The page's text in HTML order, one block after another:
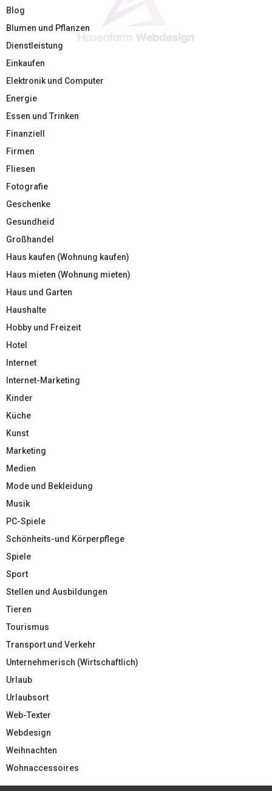
Blog
Blumen und Pflanzen
Dienstleistung
Einkaufen
Elektronik und Computer
Energie
Essen und Trinken
Finanziell
Firmen
Fliesen
Fotografie
Geschenke
Gesundheid
Großhandel
Haus kaufen (Wohnung kaufen)
Haus mieten (Wohnung mieten)
Haus und Garten
Haushalte
Hobby und Freizeit
Hotel
Internet
Internet-Marketing
Kinder
Küche
Kunst
Marketing
Medien
Mode und Bekleidung
Musik
PC-Spiele
Schönheits-und Körperpflege
Spiele
Sport
Stellen und Ausbildungen
Tieren
Tourismus
Transport und Verkehr
Unternehmerisch (Wirtschaftlich)
Urlaub
Urlaubsort
Web-Texter
Webdesign
Weihnachten
Wohnaccessoires